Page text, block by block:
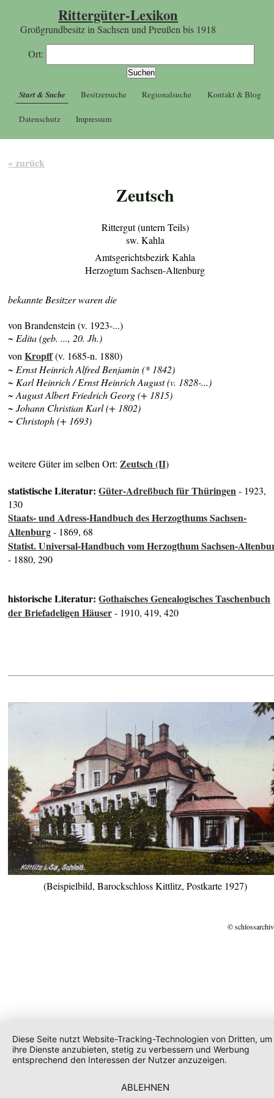
Rittergüter-Lexikon
Großgrundbesitz in Sachsen und Preußen bis 1918
Ort:
Start & Suche Besitzersuche Regionalsuche Kontakt & Blog
Datenschutz Impressum
« zurück
Zeutsch
Rittergut (untern Teils)
sw. Kahla
Amtsgerichtsbezirk Kahla
Herzogtum Sachsen-Altenburg
bekannte Besitzer waren die
von Brandenstein (v. 1923-...)
~ Edita (geb. ..., 20. Jh.)
vonKropff(v. 1685-n. 1880)
~ Ernst Heinrich Alfred Benjamin (* 1842)
~ Karl Heinrich / Ernst Heinrich August (v. 1828-...)
~ August Albert Friedrich Georg (+ 1815)
~ Johann Christian Karl (+ 1802)
~ Christoph (+ 1693)
weitere Güter im selben Ort:Zeutsch (II)
statistische Literatur:Güter-Adreßbuch für Thüringen- 1923,
130
Staats- und Adress-Handbuch des Herzogthums Sachsen-
Altenburg- 1869, 68
Statist. Universal-Handbuch vom Herzogthum Sachsen-
- 1880, 290
historische Literatur:Gothaisches Genealogisches Taschenbuch
der Briefadeligen Häuser- 1910, 419, 420
(Beispielbild, Barockschloss Kittlitz, Postkarte 1927)
©
Diese Seite nutzt Website-Tracking-Technologien von Dritten, um
ihre Dienste anzubieten, stetig zu verbessern und Werbung
entsprechend den Interessen der Nutzer anzuzeigen.
ABLEHNEN